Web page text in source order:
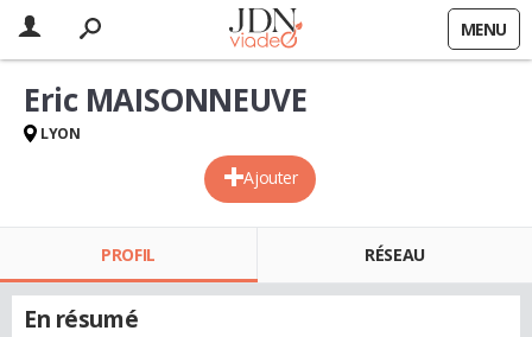
MENU
Ajouter
Eric MAISONNEUVE
LYON
PROFIL RÉSEAU
En résumé